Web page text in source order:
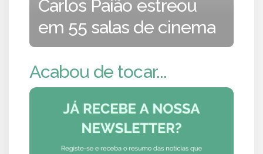
Carlos Paião estreou
em 55 salas de cinema
Acabou de tocar...